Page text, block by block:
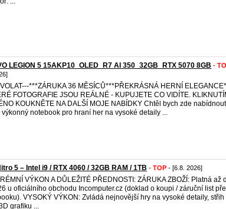
LEGION 5 15AKP10_OLED_R7 AI 350_32GB_RTX 5070 8GB -
***ZÁRUKA 36 MĚSÍCŮ***PŘEKRÁSNÁ HERNÍ
FOTOGRAFIE JSOU REÁLNÉ - KUPUJETE CO VIDÍTE.
KOUKNĚTE NA DALŠÍ MOJE NABÍDKY Chtěl bych zde nabídnout
výkonný notebook pro hraní her na vysoké detaily ...
5 – Intel i9 / RTX 4060 / 32GB RAM / 1TB - TOP - [6.8. 2026]
VÝKON A DŮLEŽITÉ PŘEDNOSTI: ZÁRUKA ZBOŽÍ: Platná až
u oficiálního obchodu Incomputer.cz (doklad o koupi / záruční list
VYSOKÝ VÝKON: Zvládá nejnovější hry na vysoké detaily, střih
grafiku ...